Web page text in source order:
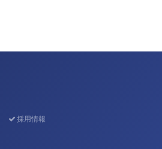
採用情報